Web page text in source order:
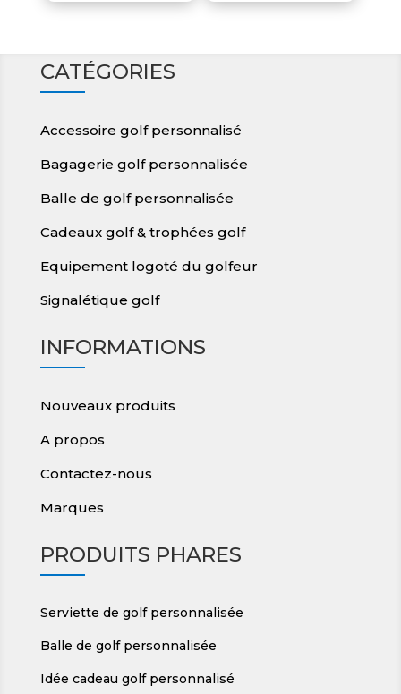
CATÉGORIES
Accessoire golf personnalisé
Bagagerie golf personnalisée
Balle de golf personnalisée
Cadeaux golf & trophées golf
Equipement logoté du golfeur
Signalétique golf
INFORMATIONS
Nouveaux produits
A propos
Contactez-nous
Marques
PRODUITS PHARES
Serviette de golf personnalisée
Balle de golf personnalisée
Idée cadeau golf personnalisé